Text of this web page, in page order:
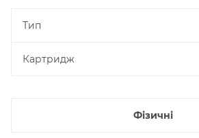
Тип
Картридж
Фізичні